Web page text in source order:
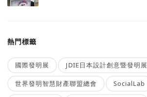
熱門標籤
國際發明展 JDIE日本設計創意暨發明展
世界發明智慧財產聯盟總會 SocialLab